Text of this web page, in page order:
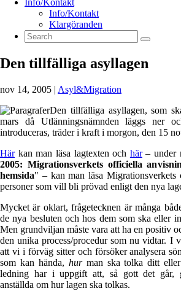
Info/Kontakt
Info/Kontakt
Klargöranden
Den tillfälliga asyllagen
nov 14, 2005 | Asyl&Migration
Den tillfälliga asyllagen, som
mars då Utlänningsnämnden läggs ner
introduceras, träder i kraft i morgon, den 15
Härkan man läsa lagtexten och här– under
2005: Migrationsverkets officiella
hemsida" – kan man läsa
personer som vill bli prövad enligt den nya
Mycket är oklart, frågetecknen är många
de nya besluten och hos dem som ska eller
Men grundviljan måste vara att ha en positiv
den unika process/procedur som nu vidtar. I
att vi i förväg sitter och försöker analysera
som kan hända, hurman ska tolka ditt eller
ledning har i uppgift att, så gott det går,
anställda om hur lagen ska tolkas.